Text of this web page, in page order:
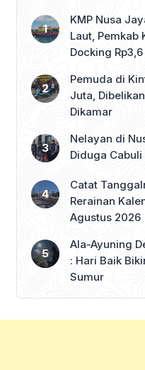
KMP Nusa
Laut, Pemkab
Docking
Pemuda di
Juta,
Dikamar
Nelayan di
Diduga
Catat
Rerainan
Agustus 2026
Ala-Ayuning
: Hari Baik
Sumur